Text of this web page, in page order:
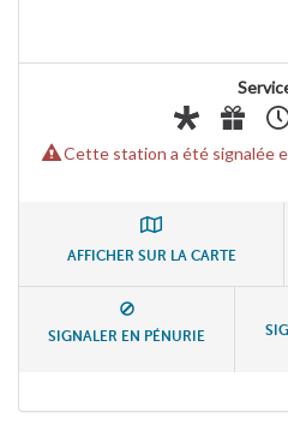
Cette station a été signalée
AFFICHER SUR LA CARTE
SIGNALER EN PÉNURIE